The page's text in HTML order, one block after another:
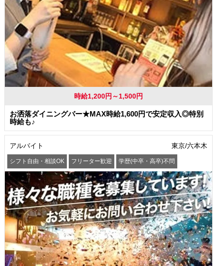
時給1,200円～1,500円
お洒落ダイニングバー★MAX時給1,600円で安定収入◎特別
時給も♪
アルバイト 東京/六本木
シフト自由・相談OK フリーター歓迎 学歴(中卒・高卒)不問
髪型・髪色自由 交通費支給